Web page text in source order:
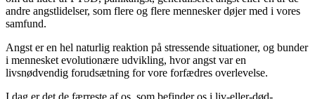
andre angstlidelser, som flere og flere mennesker døjer med i vores
samfund.
Angst er en hel naturlig reaktion på stressende situationer, og bunder
i mennesket evolutionære udvikling, hvor angst var en
livsnødvendig forudsætning for vore forfædres overlevelse.